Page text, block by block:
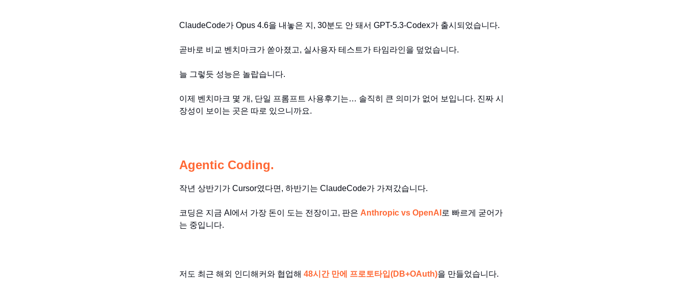
ClaudeCode가 Opus 4.6을 내놓은 지, 30분도 안 돼서 GPT-5.3-Codex가 출시되었습니다.
곧바로 비교 벤치마크가 쏟아졌고, 실사용자 테스트가 타임라인을 덮었습니다.
늘 그렇듯 성능은 놀랍습니다.
이제 벤치마크 몇 개, 단일 프롬프트 사용후기는… 솔직히 큰 의미가 없어 보입니다. 진짜 시
장성이 보이는 곳은 따로 있으니까요.
Agentic Coding.
작년 상반기가 Cursor였다면, 하반기는 ClaudeCode가 가져갔습니다.
코딩은 지금 AI에서 가장 돈이 도는 전장이고, 판은 Anthropic vs OpenAI 로 빠르게 굳어가
는 중입니다.
저도 최근 해외 인디해커와 협업해 48시간 만에 프로토타입(DB+OAuth)을 만들었습니다.